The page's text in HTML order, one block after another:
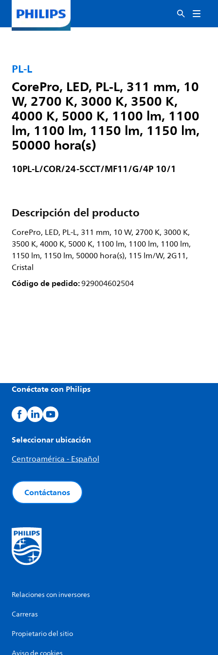
PL-L
CorePro, LED, PL-L, 311 mm, 10
W, 2700 K, 3000 K, 3500 K,
4000 K, 5000 K, 1100 lm, 1100
lm, 1100 lm, 1150 lm, 1150 lm,
50000 hora(s)
10PL-L/COR/24-5CCT/MF11/G/4P 10/1
Descripción del producto
CorePro, LED, PL-L, 311 mm, 10 W, 2700 K, 3000 K,
3500 K, 4000 K, 5000 K, 1100 lm, 1100 lm, 1100 lm,
1150 lm, 1150 lm, 50000 hora(s), 115 lm/W, 2G11,
Cristal
Código de pedido:929004602504
Conéctate con Philips
Seleccionar ubicación
Centroamérica - Español
Contáctanos
Relaciones con inversores
Carreras
Propietario del sitio